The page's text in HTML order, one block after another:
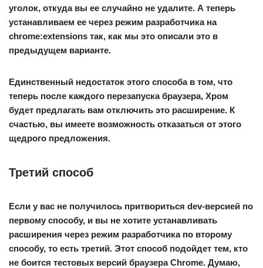
уголок, откуда вы ее случайно не удалите. А теперь
устанавливаем ее через режим разработчика на
chrome:extensions так, как мы это описали это в
предыдущем варианте.
Единственный недостаток этого способа в том, что
теперь после каждого перезапуска браузера, Хром
будет предлагать вам отключить это расширение. К
счастью, вы имеете возможность отказаться от этого
щедрого предложения.
Третий способ
Если у вас не получилось притвориться dev-версией по
первому способу, и вы не хотите устанавливать
расширения через режим разработчика по второму
способу, то есть третий. Этот способ подойдет тем, кто
не боится тестовых версий браузера Chrome. Думаю,